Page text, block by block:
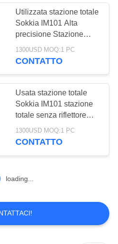
di
indagine
10
Utilizzata stazione totale
Sokkia IM101 Alta
precisione Stazione
totale 3kg 171mm
Lunghezza 1mm
1300USD MOQ:1 PC
CONTATTO
Usata stazione totale
Sokkia IM101 stazione
totale senza riflettore
avanzata 5.3kg 45mm
Apertura EDM 48mm per
1300USD MOQ:1 PC
CONTATTO
loading...